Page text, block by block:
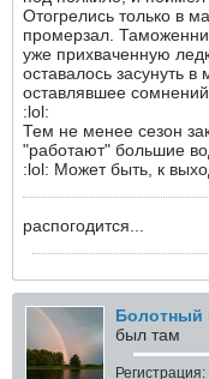
Отогрелись только в
промерзал.
уже прихваченную
оставалось засунуть
оставлявшее
:lol:
Тем не менее сезон
"работают" большие
:lol: Может быть, к
распогодится...
Болотный
был там
Регистрация: